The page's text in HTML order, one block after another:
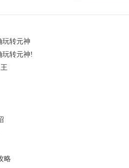
玩转元神
玩转元神!
略